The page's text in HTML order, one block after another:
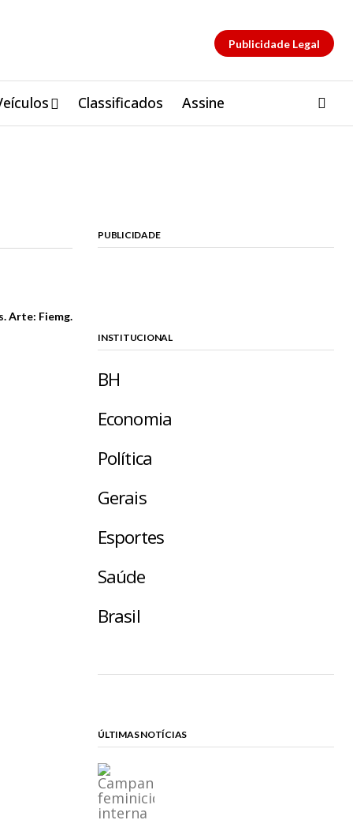
Publicidade Legal
Classificados Assine
Arte: Fiemg.
PUBLICIDADE
INSTITUCIONAL
BH
Economia
Política
Gerais
Esportes
Saúde
Brasil
ÚLTIMAS NOTÍCIAS